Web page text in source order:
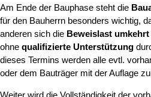
Am Ende der Bauphase steht die
für den Bauherrn besonders wichtig,
anderen sich die Beweislast umkehrt
ohne qualifizierte Unterstützung
dieses Termins werden alle evtl.
oder dem Bauträger mit der Auflage